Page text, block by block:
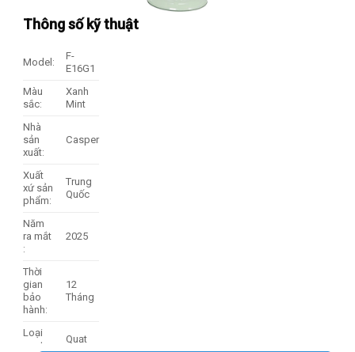
Thông số kỹ thuật
Model:
F-
E16G1
Màu
sắc:
Xanh
Mint
Nhà
sản
xuất:
Casper
Xuất
xứ sản
phẩm:
Trung
Quốc
Năm
ra mắt
:
2025
Thời
gian
bảo
hành:
12
Tháng
Loại
quạt
Quạt